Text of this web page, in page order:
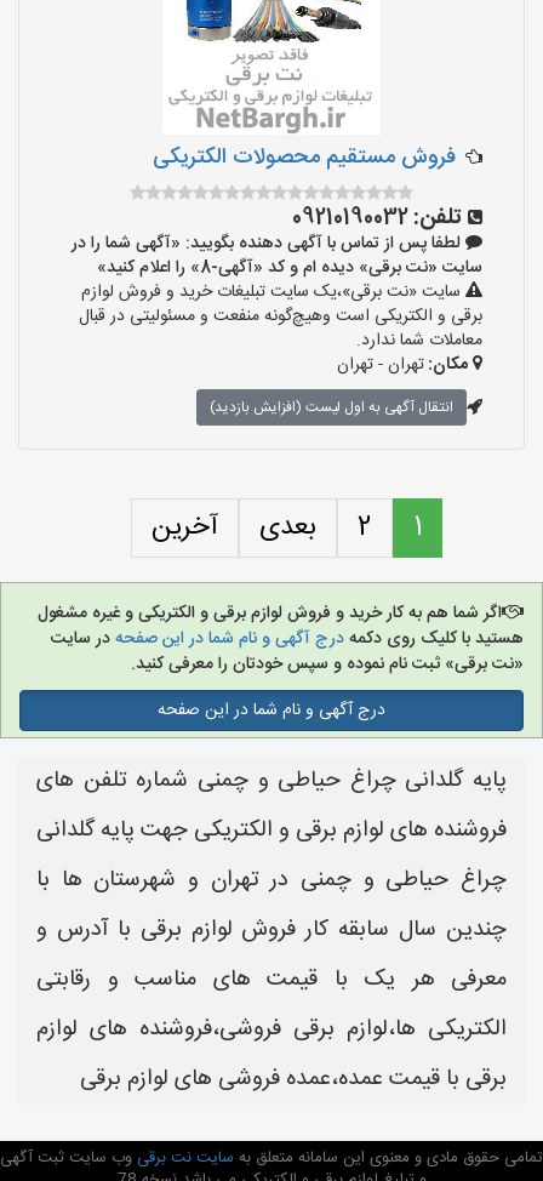
فروش مستقیم محصولات الکتریکی
تلفن:09210190032
لطفا پس از تماس با آگهی دهنده بگویید: «آگهی شما را در
سایت «نت برقی» دیده ام و کد «آگهی-8» را اعلام کنید»
سایت «نت برقی»،یک سایت تبلیغات خرید و فروش لوازم
برقی و الکتریکی است وهیچ‌گونه منفعت و مسئولیتی در قبال
معاملات شما ندارد.
مکان:تهران - تهران
انتقال آگهی به اول لیست (افزایش بازدید)
1
2 بعدی آخرین
اگر شما هم به کار خرید و فروش لوازم برقی و الکتریکی و غیره مشغول
هستید با کلیک روی دکمهدرج آگهی و نام شما در این صفحهدر سایت
«نت برقی» ثبت نام نموده و سپس خودتان را معرفی کنید.
درج آگهی و نام شما در این صفحه
پایه گلدانی چراغ حیاطی و چمنی شماره تلفن های
فروشنده های لوازم برقی و الکتریکی جهت پایه گلدانی
چراغ حیاطی و چمنی در تهران و شهرستان ها با
چندین سال سابقه کار فروش لوازم برقی با آدرس و
معرفی هر یک با قیمت های مناسب و رقابتی
الکتریکی ها،لوازم برقی فروشی،فروشنده های لوازم
برقی با قیمت عمده،عمده فروشی های لوازم برقی
تمامی حقوق مادی و معنوی این سامانه متعلق به سایت نت برقی وب سایت ثبت آگهی